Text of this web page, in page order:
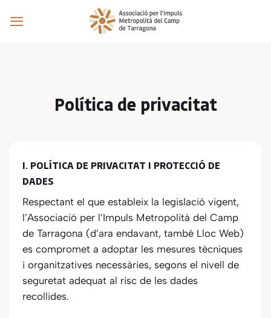
Política de privacitat
I. POLÍTICA DE PRIVACITAT I PROTECCIÓ DE
DADES
Respectant el que estableix la legislació vigent,
l’Associació per l’Impuls Metropolità del Camp
de Tarragona (d’ara endavant, també Lloc Web)
es compromet a adoptar les mesures tècniques
i organitzatives necessàries, segons el nivell de
seguretat adequat al risc de les dades
recollides.